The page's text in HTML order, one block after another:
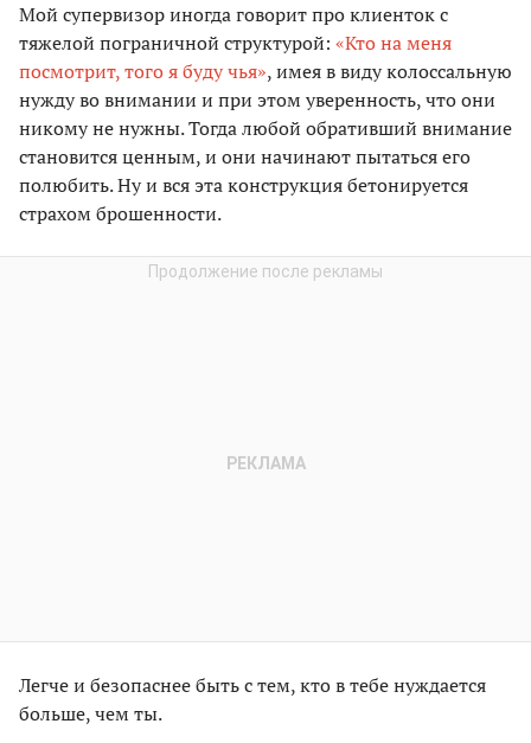
Мой супервизор иногда говорит про клиенток с
тяжелой пограничной структурой: «Кто на меня
посмотрит, того я буду чья», имея в виду колоссальную
нужду во внимании и при этом уверенность, что они
никому не нужны. Тогда любой обративший внимание
становится ценным, и они начинают пытаться его
полюбить. Ну и вся эта конструкция бетонируется
страхом брошенности.
Легче и безопаснее быть с тем, кто в тебе нуждается
больше, чем ты.